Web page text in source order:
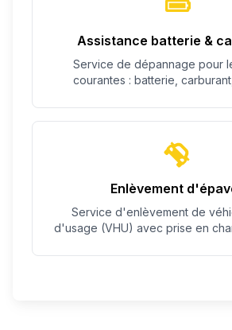
Assistance batterie &
Service de dépannage pour
courantes : batterie,
Enlèvement
Service d'enlèvement de
d'usage (VHU) avec prise en